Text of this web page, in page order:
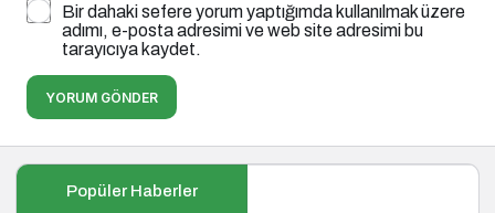
Bir dahaki sefere yorum yaptığımda kullanılmak üzere
adımı, e-posta adresimi ve web site adresimi bu
tarayıcıya kaydet.
YORUM GÖNDER
Popüler Haberler